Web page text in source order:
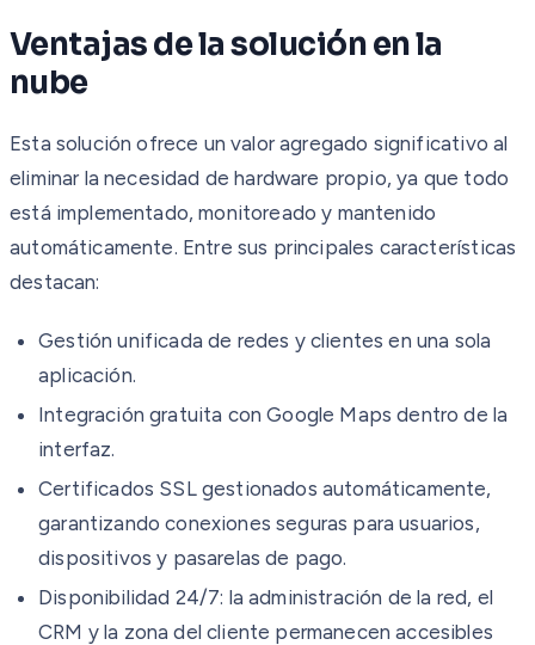
Ventajas de la solución en la
nube
Esta solución ofrece un valor agregado significativo al
eliminar la necesidad de hardware propio, ya que todo
está implementado, monitoreado y mantenido
automáticamente. Entre sus principales características
destacan:
Gestión unificada de redes y clientes en una sola
aplicación.
Integración gratuita con Google Maps dentro de la
interfaz.
Certificados SSL gestionados automáticamente,
garantizando conexiones seguras para usuarios,
dispositivos y pasarelas de pago.
Disponibilidad 24/7: la administración de la red, el
CRM y la zona del cliente permanecen accesibles